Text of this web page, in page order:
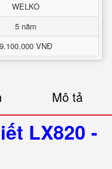
WELKO
5 năm
9.100.000 VNĐ
Mô tả
LX820 -